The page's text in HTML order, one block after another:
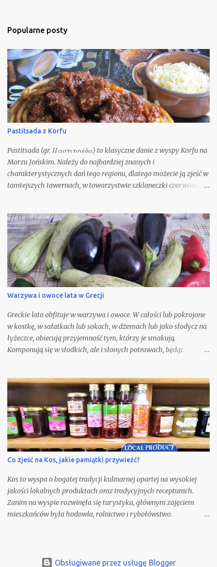
Popularne posty
Pastitsada z Korfu
Pastitsada (gr. Παστιτσάδα) to klasyczne danie z wyspy Korfu na
Morzu Jońskim. Należy do najbardziej znanych i
charakterystycznych dań tego regionu, dlatego możecie ją zjeść w
tamtejszych tawernach, w towarzystwie szklaneczki czerwonego
są ogólnie i łatwo dostępne. Nie będę się spierać z opinią, że nic nie
Warzywa i owoce lata w Grecji
Greckie lato obfituje w warzywa i owoce. W całości lub pokrojone
w kostkę, w sałatkach lub sokach, w dżemach lub jako słodycz na
łyżeczce, obiecują przyjemność tym, którzy je smakują.
Komponują się w słodkich, ale i słonych potrawach, będąc
Co zjeść na Kos, jakie pamiątki przywieźć?
Kos to wyspa o bogatej tradycji kulinarnej opartej na wysokiej
jakości lokalnych produktach oraz tradycyjnych recepturach.
Zanim na wyspie rozwinęła się turystyka, głównym zajęciem
mieszkańców była hodowla, rolnictwo i rybołówstwo.
Obsługiwane przez usługę Blogger